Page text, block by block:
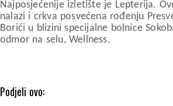
Najposjećenije izletište je Lepterija.
nalazi i crkva posvećena rođenju
Borići u blizini specijalne bolnice
odmor na selu, Wellness.
Podjeli ovo: